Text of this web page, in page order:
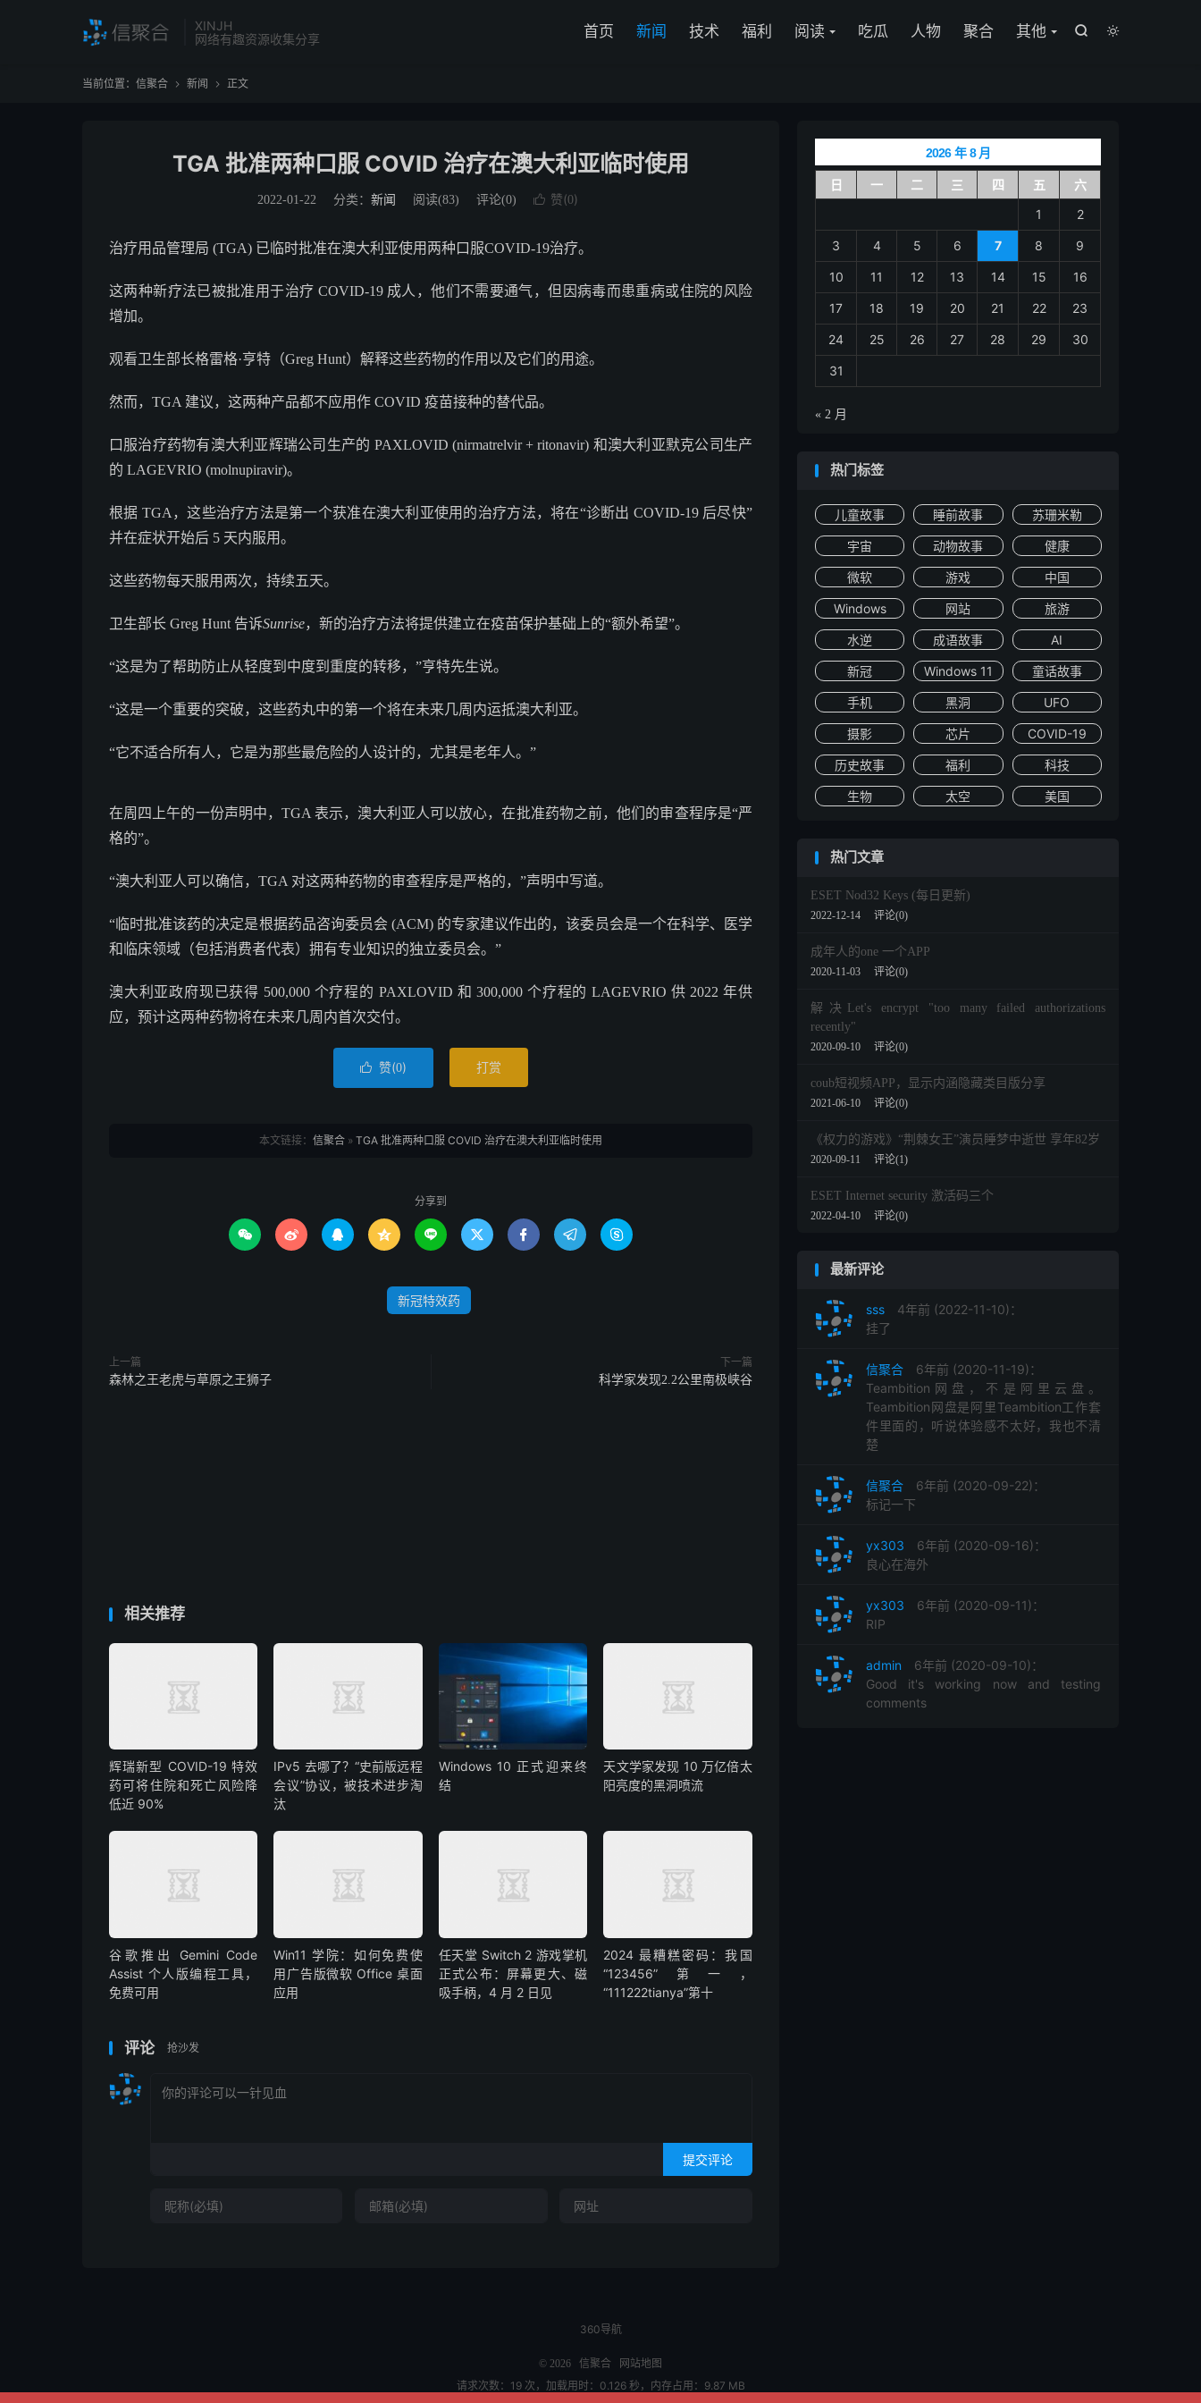
XINJH
网络有趣资源收集分享


首页 新闻 技术 福利 阅读 吃瓜 人物 聚合 其他
当前位置： 信聚合  新闻  正文
TGA 批准两种口服 COVID 治疗在澳大利亚临时使用
2022-01-22 分类： 新闻 阅读(83) 评论(0)  赞(0)
治疗用品管理局 (TGA) 已临时批准在澳大利亚使用两种口服COVID-19治疗。
这两种新疗法已被批准用于治疗 COVID-19 成人，他们不需要通气，但因病毒而患重病或住院的风险
增加。
观看卫生部长格雷格·亨特（Greg Hunt）解释这些药物的作用以及它们的用途。
然而，TGA 建议，这两种产品都不应用作 COVID 疫苗接种的替代品。
口服治疗药物有澳大利亚辉瑞公司生产的 PAXLOVID (nirmatrelvir + ritonavir) 和澳大利亚默克公司生产
的 LAGEVRIO (molnupiravir)。
根据 TGA，这些治疗方法是第一个获准在澳大利亚使用的治疗方法，将在“诊断出 COVID-19 后尽快”
并在症状开始后 5 天内服用。
这些药物每天服用两次，持续五天。
卫生部长 Greg Hunt 告诉Sunrise，新的治疗方法将提供建立在疫苗保护基础上的“额外希望”。
“这是为了帮助防止从轻度到中度到重度的转移，”亨特先生说。
“这是一个重要的突破，这些药丸中的第一个将在未来几周内运抵澳大利亚。
“它不适合所有人，它是为那些最危险的人设计的，尤其是老年人。”
在周四上午的一份声明中，TGA 表示，澳大利亚人可以放心，在批准药物之前，他们的审查程序是“严
格的”。
“澳大利亚人可以确信，TGA 对这两种药物的审查程序是严格的，”声明中写道。
“临时批准该药的决定是根据药品咨询委员会 (ACM) 的专家建议作出的，该委员会是一个在科学、医学
和临床领域（包括消费者代表）拥有专业知识的独立委员会。”
澳大利亚政府现已获得 500,000 个疗程的 PAXLOVID 和 300,000 个疗程的 LAGEVRIO 供 2022 年供
应，预计这两种药物将在未来几周内首次交付。
 赞(0) 打赏
本文链接： 信聚合 » TGA 批准两种口服 COVID 治疗在澳大利亚临时使用
分享到
        
新冠特效药
上一篇
森林之王老虎与草原之王狮子
下一篇
科学家发现2.2公里南极峡谷
相关推荐
辉瑞新型 COVID-19 特效
药可将住院和死亡风险降
低近 90%
IPv5 去哪了？“史前版远程
会议”协议，被技术进步淘
汰
Windows 10 正式迎来终
结
天文学家发现 10 万亿倍太
阳亮度的黑洞喷流
谷歌推出 Gemini Code
Assist 个人版编程工具，
免费可用
Win11 学院：如何免费使
用广告版微软 Office 桌面
应用
任天堂 Switch 2 游戏掌机
正式公布：屏幕更大、磁
吸手柄，4 月 2 日见
2024 最糟糕密码：我国
“123456”第一，
“111222tianya”第十
评论 抢沙发
提交评论
2026 年 8 月
日 一 二 三 四 五
六
1
2
3 4 5 6 7 8 9
10 11 12 13 14 15 16
17 18 19 20 21 22 23
24 25 26 27 28 29 30
31
« 2 月
热门标签
儿童故事 睡前故事 苏珊米勒
宇宙 动物故事 健康
微软 游戏 中国
Windows 网站 旅游
水逆 成语故事 AI
新冠 Windows 11 童话故事
手机 黑洞 UFO
摄影 芯片 COVID-19
历史故事 福利 科技
生物 太空 美国
热门文章
ESET Nod32 Keys (每日更新)
2022-12-14 评论(0)
成年人的one 一个APP
2020-11-03 评论(0)
解决Let's encrypt "too many failed authorizations
recently"
2020-09-10 评论(0)
coub短视频APP，显示内涵隐藏类目版分享
2021-06-10 评论(0)
《权力的游戏》“荆棘女王”演员睡梦中逝世 享年82岁
2020-09-11 评论(1)
ESET Internet security 激活码三个
2022-04-10 评论(0)
最新评论
sss
4年前 (2022-11-10)：
挂了
信聚合
6年前 (2020-11-19)：
Teambition网盘，不是阿里云盘。
Teambition网盘是阿里Teambition工作套
件里面的，听说体验感不太好，我也不清
楚
信聚合
6年前 (2020-09-22)：
标记一下
yx303
6年前 (2020-09-16)：
良心在海外
yx303
6年前 (2020-09-11)：
RIP
admin
6年前 (2020-09-10)：
Good it's working now and testing
comments
360导航
© 2026 信聚合 网站地图
请求次数：19 次，加载用时：0.126 秒，内存占用：9.87 MB